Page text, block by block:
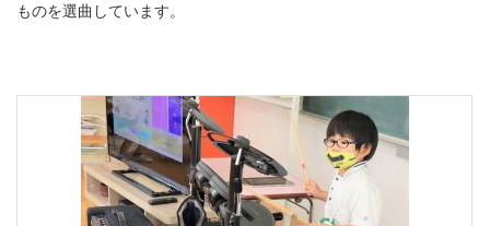
ものを選曲しています。